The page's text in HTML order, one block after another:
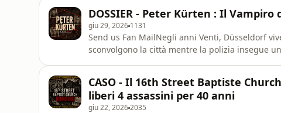
momento,
DOSSIER - Peter Kürten : Il Vampiro
giu 29, 2026 1131
Send us Fan MailNegli anni Venti, Düsseldorf
sconvolgono la città mentre la polizia insegue
CASO - Il 16th Street Baptiste
liberi 4 assassini per 40 anni
giu 22, 20262035